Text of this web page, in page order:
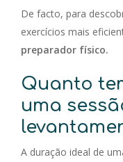
De facto, para
exercícios mais
preparador físico.
Quanto
uma
A duração ideal de